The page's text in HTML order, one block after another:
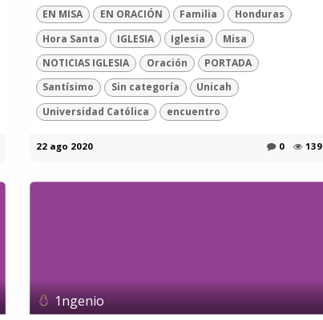
EN MISA EN ORACIÓN Familia
Honduras
Hora Santa
IGLESIA Iglesia
Misa
NOTICIAS IGLESIA
Oración
PORTADA
Santísimo
Sin categoría
Unicah
Universidad Católica
encuentro
22 ago 2020 0 139
1ngenio